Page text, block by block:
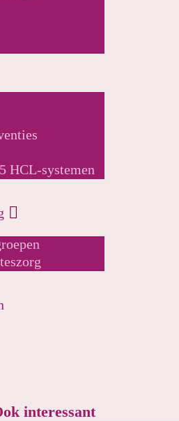
HCL-systemen
interessant